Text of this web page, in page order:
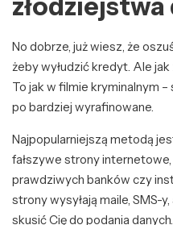
No dobrze, już wiesz, że
żeby wyłudzić kredyt. Ale
To jak w filmie kryminalnym
po bardziej wyrafinowane.
Najpopularniejszą metodą
fałszywe strony
prawdziwych banków czy
strony wysyłają maile, SMS-
skusić Cię do podania